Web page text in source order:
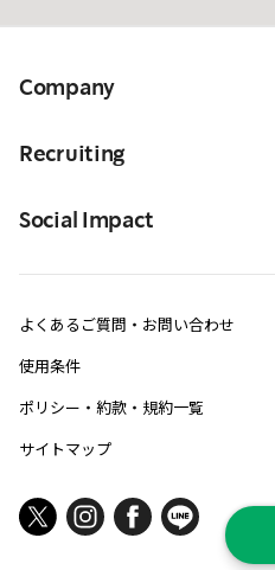
Company
Recruiting
Social Impact
よくあるご質問・お問い合わせ
使用条件
ポリシー・約款・規約一覧
サイトマップ